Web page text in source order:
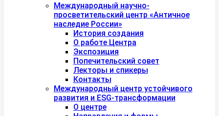
Международный научно-
просветительский центр «Античное
наследие России»
История создания
О работе Центра
Экспозиция
Попечительский совет
Лекторы и спикеры
Контакты
Международный центр устойчивого
развития и ESG-трансформации
О центре